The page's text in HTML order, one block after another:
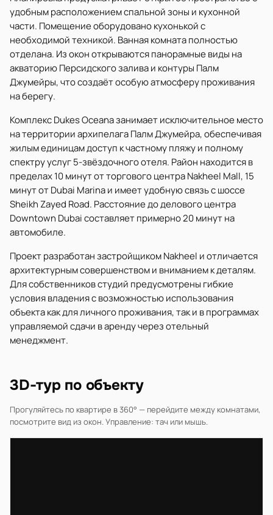
удобным расположением спальной зоны и кухонной
части. Помещение оборудовано кухонькой с
необходимой техникой. Ванная комната полностью
отделана. Из окон открываются панорамные виды на
акваторию Персидского залива и контуры Палм
Джумейры, что создаёт особую атмосферу проживания
на берегу.
Комплекс Dukes Oceana занимает исключительное место
на территории архипелага Палм Джумейра, обеспечивая
жилым единицам доступ к частному пляжу и полному
спектру услуг 5-звёздочного отеля. Район находится в
пределах 10 минут от торгового центра Nakheel Mall, 15
минут от Dubai Marina и имеет удобную связь с шоссе
Sheikh Zayed Road. Расстояние до делового центра
Downtown Dubai составляет примерно 20 минут на
автомобиле.
Проект разработан застройщиком Nakheel и отличается
архитектурным совершенством и вниманием к деталям.
Для собственников студий предусмотрены гибкие
условия владения с возможностью использования
объекта как для личного проживания, так и в программах
управляемой сдачи в аренду через отельный
менеджмент.
3D-тур по объекту
Прогуляйтесь по квартире в 360° — перейдите между комнатами,
посмотрите вид из окон. Управление: тач или мышь.